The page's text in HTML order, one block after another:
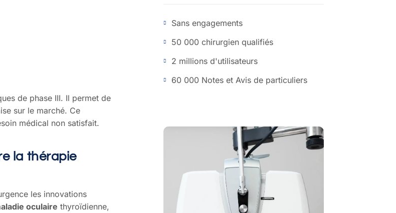
de phase III. Il permet de
sur le marché. Ce
médical non satisfait.
la thérapie
les innovations
oculaire thyroïdienne,
Sans engagements
50 000 chirurgien qualifiés
2 millions d'utilisateurs
60 000 Notes et Avis de particuliers